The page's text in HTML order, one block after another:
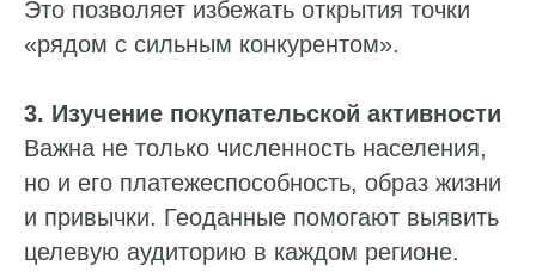
Это позволяет избежать открытия точки
«рядом с сильным конкурентом».
3. Изучение покупательской активности
Важна не только численность населения,
но и его платежеспособность, образ жизни
и привычки. Геоданные помогают выявить
целевую аудиторию в каждом регионе.